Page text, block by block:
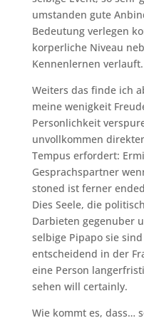
umstanden gute
Bedeutung verlegen
korperliche Niveau
Kennenlernen verlauft.
Weiters das finde ich
meine wenigkeit
Personlichkeit
unvollkommen
Tempus erfordert:
Gesprachspartner
stoned ist ferner
Dies Seele, die
Darbieten gegenuber
selbige Pipapo sie
entscheidend in der
eine Person
sehen will certainly.
Wie kommt es, dass…